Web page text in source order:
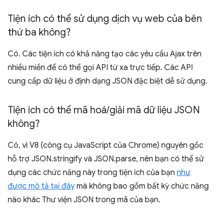
Tiện ích có thể sử dụng dịch vụ web của bên
thứ ba không?
Có. Các tiện ích có khả năng tạo các yêu cầu Ajax trên
nhiều miền để có thể gọi API từ xa trực tiếp. Các API
cung cấp dữ liệu ở định dạng JSON đặc biệt dễ sử dụng.
Tiện ích có thể mã hoá/giải mã dữ liệu JSON
không?
Có, vì V8 (công cụ JavaScript của Chrome) nguyên gốc
hỗ trợ JSON.stringify và JSON.parse, nên bạn có thể sử
dụng các chức năng này trong tiện ích của bạn như
được mô tả tại đây mà không bao gồm bất kỳ chức năng
nào khác Thư viện JSON trong mã của bạn.